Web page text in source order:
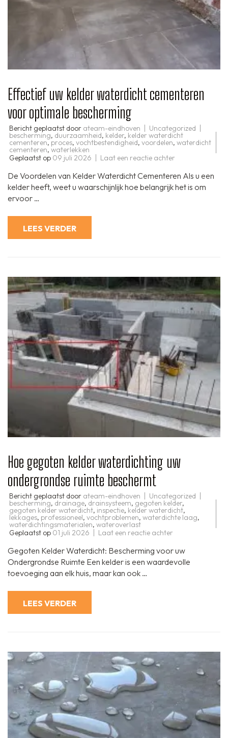
Effectief uw kelder waterdicht cementeren
voor optimale bescherming
Bericht geplaatst door ateam-eindhoven Uncategorized
bescherming, duurzaamheid, kelder, kelder waterdicht
cementeren, proces, vochtbestendigheid, voordelen, waterdicht
cementeren, waterlekken
Geplaatst op 09 juli 2026 Laat een reactie achter
kelder
waterdicht
cementeren
De Voordelen van Kelder Waterdicht Cementeren Als u een
kelder heeft, weet u waarschijnlijk hoe belangrijk het is om
ervoor …
LEES VERDER
Hoe gegoten kelder waterdichting uw
ondergrondse ruimte beschermt
Bericht geplaatst door ateam-eindhoven Uncategorized
bescherming, drainage, drainsysteem, gegoten kelder,
gegoten kelder waterdicht, inspectie, kelder waterdicht,
lekkages, professioneel, vochtproblemen, waterdichte laag,
waterdichtingsmaterialen, wateroverlast
Geplaatst op 01 juli 2026 Laat een reactie achter
kelder
waterdichting
uw
Gegoten Kelder Waterdicht: Bescherming voor uw
Ondergrondse Ruimte Een kelder is een waardevolle
toevoeging aan elk huis, maar kan ook …
LEES VERDER